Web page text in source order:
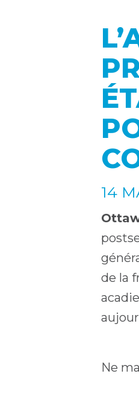
14
de la
Ne